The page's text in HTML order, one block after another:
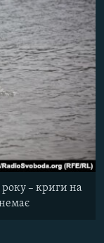
року – криги на